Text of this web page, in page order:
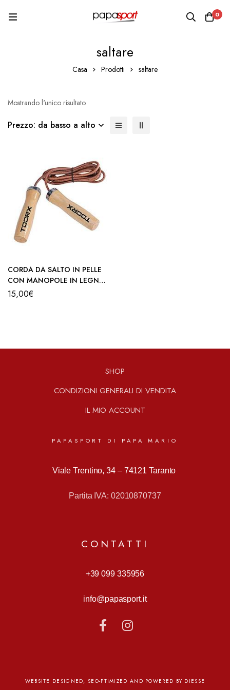
0
saltare
Casa Prodotti saltare
Mostrando l'unico risultato
Prezzo: da basso a alto
CORDA DA SALTO IN PELLE
CON MANOPOLE IN LEGNO
TOORX
15,00€
SHOP
CONDIZIONI GENERALI DI VENDITA
IL MIO ACCOUNT
PAPASPORT DI PAPA MARIO
Viale Trentino, 34 – 74121 Taranto
Partita IVA: 02010870737
CONTATTI
+39 099 335956
info@papasport.it
WEBSITE DESIGNED, SEO-PTIMIZED AND POWERED BY DIESSE